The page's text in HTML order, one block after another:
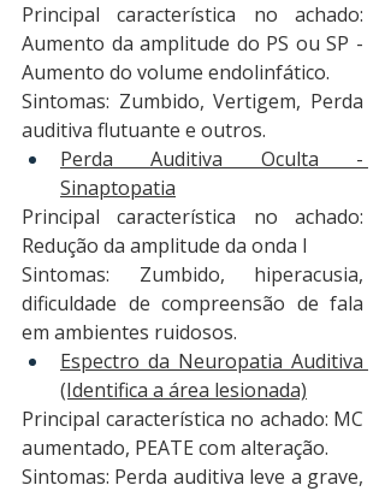
Principal característica no achado:
Aumento da amplitude do PS ou SP -
Aumento do volume endolinfático.
Sintomas: Zumbido, Vertigem, Perda
auditiva flutuante e outros.
Perda Auditiva Oculta -
Sinaptopatia
Principal característica no achado:
Redução da amplitude da onda I
Sintomas: Zumbido, hiperacusia,
dificuldade de compreensão de fala
em ambientes ruidosos.
Espectro da Neuropatia Auditiva
(Identifica a área lesionada)
Principal característica no achado: MC
aumentado, PEATE com alteração.
Sintomas: Perda auditiva leve a grave,